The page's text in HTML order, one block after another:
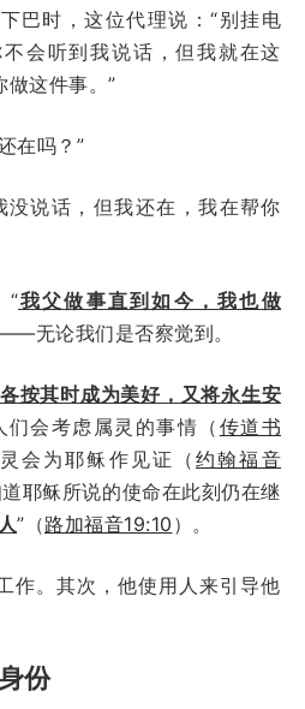
巴时，这位代理说：“别挂电
会听到我说话，但我就在这
做这件事。”
在吗？”
没说话，但我还在，我在帮你
“我父做事直到如今，我也做
无论我们是否察觉到。
按其时成为美好，又将永生安
们会考虑属灵的事情（ 传道书
会为耶稣作见证（约翰福音
耶稣所说的使命在此刻仍在继
”（路加福音19:10 ）。
作。其次，他使用人来引导他
份